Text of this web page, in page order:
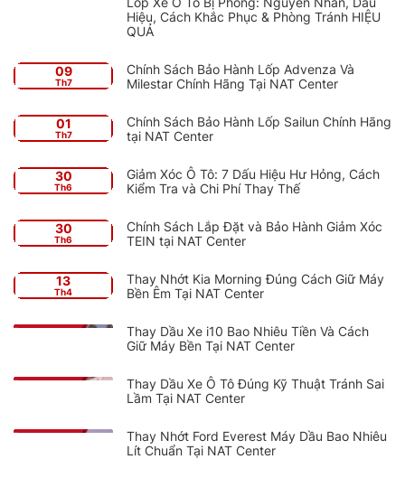
Hiệu, Cách Khắc Phục & Phòng Tránh HIỆU
QUẢ
09
Th7
Chính Sách Bảo Hành Lốp Advenza Và
Milestar Chính Hãng Tại NAT Center
01
Th7
Chính Sách Bảo Hành Lốp Sailun Chính Hãng
tại NAT Center
30
Th6
Giảm Xóc Ô Tô: 7 Dấu Hiệu Hư Hỏng, Cách
Kiểm Tra và Chi Phí Thay Thế
30
Th6
Chính Sách Lắp Đặt và Bảo Hành Giảm Xóc
TEIN tại NAT Center
13
Th4
Thay Nhớt Kia Morning Đúng Cách Giữ Máy
Bền Êm Tại NAT Center
Thay Dầu Xe i10 Bao Nhiêu Tiền Và Cách
Giữ Máy Bền Tại NAT Center
Thay Dầu Xe Ô Tô Đúng Kỹ Thuật Tránh Sai
Lầm Tại NAT Center
Thay Nhớt Ford Everest Máy Dầu Bao Nhiêu
Lít Chuẩn Tại NAT Center